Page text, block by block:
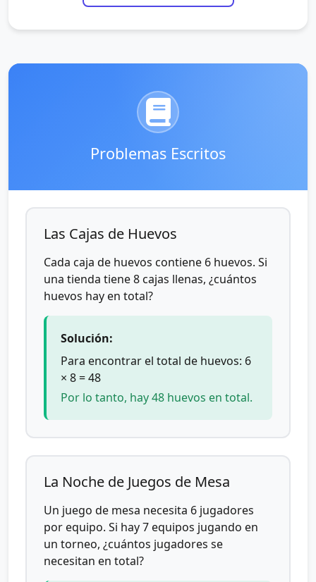
Problemas Escritos
Las Cajas de Huevos
Cada caja de huevos contiene 6 huevos. Si
una tienda tiene 8 cajas llenas, ¿cuántos
huevos hay en total?
Solución:
Para encontrar el total de huevos: 6
× 8 = 48
Por lo tanto, hay 48 huevos en total.
La Noche de Juegos de Mesa
Un juego de mesa necesita 6 jugadores
por equipo. Si hay 7 equipos jugando en
un torneo, ¿cuántos jugadores se
necesitan en total?